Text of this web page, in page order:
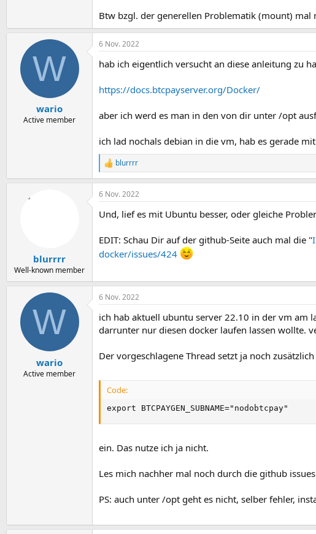
Btw bzgl. der generellen Problematik (mount)
W
wario
Active member
6 Nov. 2022
hab ich eigentlich versucht an diese anleitung zu
https://docs.btcpayserver.org/Docker/
aber ich werd es man in den von dir unter /opt
ich lad nochals debian in die vm, hab es gerade
R
e
a
k
i
n
e
n
blurrrr
blurrrr
Well-known member
6 Nov. 2022
Und, lief es mit Ubuntu besser, oder gleiche
EDIT: Schau Dir auf der github-Seite auch mal die "
docker/issues/424
W
wario
Active member
6 Nov. 2022
ich hab aktuell ubuntu server 22.10 in der vm am
darrunter nur diesen docker laufen lassen wollte.
Der vorgeschlagene Thread setzt ja noch
Code:
export BTCPAYGEN_SUBNAME="nodobtcpay"
ein. Das nutze ich ja nicht.
Les mich nachher mal noch durch die github
PS: auch unter /opt geht es nicht, selber fehler,